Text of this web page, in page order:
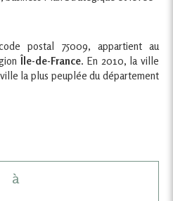
postal 75009, appartient au
Île-de-France. En 2010, la ville
la plus peuplée du département
à